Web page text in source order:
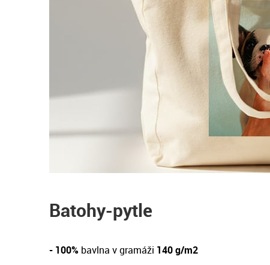
Batohy-pytle
- 100% bavlna v gramáži 140 g/m2